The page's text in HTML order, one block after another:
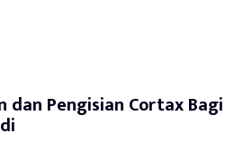
dan Pengisian Cortax Bagi